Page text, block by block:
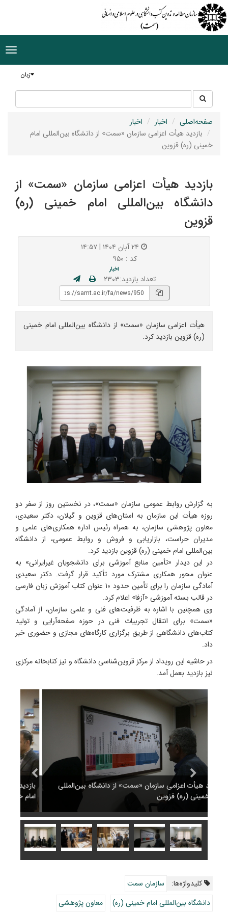
زبان
جستجو
در
سایت
صفحه‌اصلی اخبار
اخبار
بازدید هیأت اعزامی سازمان «سمت» از دانشگاه بین‌المللی امام
خمینی (ره) قزوین
بازدید هیأت اعزامی سازمان «سمت» از
دانشگاه بین‌المللی امام خمینی (ره)
قزوین
کد : ۹۵۰
اخبار
تعداد بازدید:۲۳۰۳
هیأت اعزامی سازمان «سمت» از دانشگاه بین‌المللی امام خمینی
(ره) قزوین بازدید کرد.
به گزارش روابط عمومی سازمان «سمت»، در نخستین روز از سفر دو
روزه هیأت این سازمان به استان‌های قزوین و گیلان، دکتر سعیدی،
معاون پژوهشی سازمان، به همراه رئیس اداره همکاری‌های علمی و
مدیران حراست، بازاریابی و فروش و روابط عمومی، از دانشگاه
بین‌المللی امام خمینی (ره) قزوین بازدید کرد.
در این دیدار «تأمین منابع آموزشی برای دانشجویان غیرایرانی» به
عنوان محور همکاری مشترک مورد تأکید قرار گرفت. دکتر سعیدی
آمادگی سازمان را برای تأمین حدود ۱۰ عنوان کتاب آموزش زبان فارسی
در قالب بسته آموزشی «آزفا» اعلام کرد.
وی همچنین با اشاره به ظرفیت‌های فنی و علمی سازمان، از آمادگی
«سمت» برای انتقال تجربیات فنی در حوزه صفحه‌آرایی و تولید
کتاب‌های دانشگاهی از طریق برگزاری کارگاه‌های مجازی و حضوری خبر
داد.
در حاشیه این رویداد از مرکز قزوین‌شناسی دانشگاه و نیز کتابخانه مرکزی
نیز بازدید بعمل آمد.
بازدید هیأت اعزامی سازمان «سمت» از دانشگاه بین‌المللی
امام خمینی (ره) قزوین
کلیدواژه‌ها:
سازمان سمت
دانشگاه بین‌المللی امام خمینی (ره)
معاون پژوهشی